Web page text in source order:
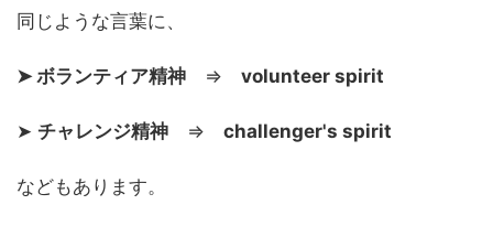
同じような言葉に、
➤ ボランティア精神 ⇒ volunteer spirit
➤ チャレンジ精神 ⇒ challenger's spirit
などもあります。